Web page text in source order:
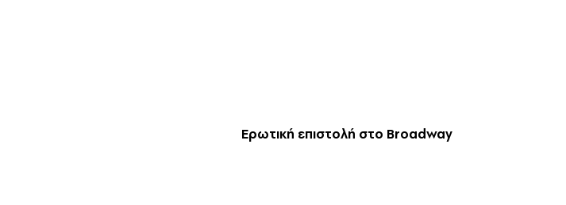
Ερωτική επιστολή στο Broadway